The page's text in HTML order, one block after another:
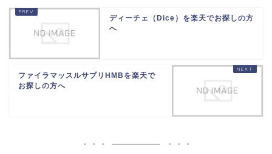
ディーチェ（Dice）を楽天でお探しの方
へ
ファイラマッスルサプリHMBを楽天で
お探しの方へ